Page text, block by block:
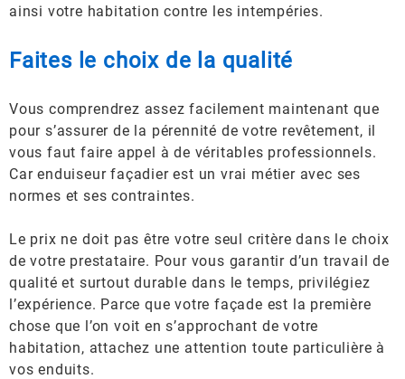
ainsi votre habitation contre les intempéries.
Faites le choix de la qualité
Vous comprendrez assez facilement maintenant que
pour s’assurer de la pérennité de votre revêtement, il
vous faut faire appel à de véritables professionnels.
Car enduiseur façadier est un vrai métier avec ses
normes et ses contraintes.
Le prix ne doit pas être votre seul critère dans le choix
de votre prestataire. Pour vous garantir d’un travail de
qualité et surtout durable dans le temps, privilégiez
l’expérience. Parce que votre façade est la première
chose que l’on voit en s’approchant de votre
habitation, attachez une attention toute particulière à
vos enduits.